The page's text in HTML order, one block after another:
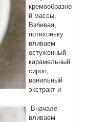
кремообразно
й массы.
Взбивая,
потихоньку
вливаем
остуженный
карамельный
сироп,
ванильный
экстракт и
Вначале
вливаем